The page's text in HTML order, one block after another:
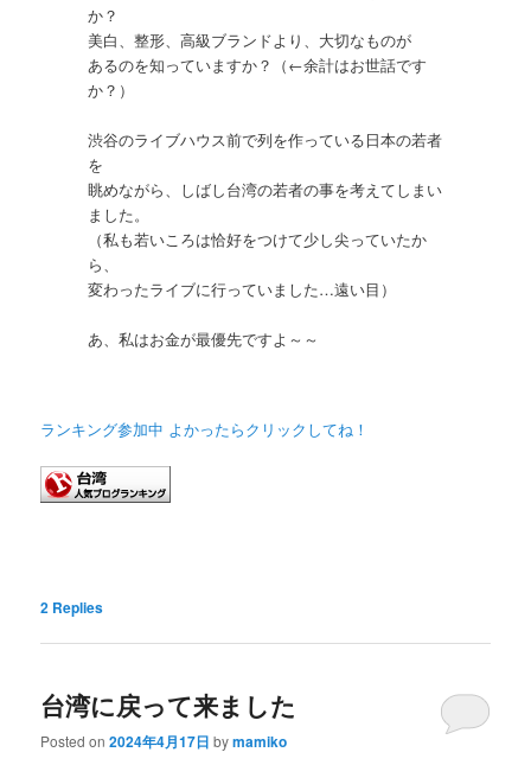
か？
美白、整形、高級ブランドより、大切なものが
あるのを知っていますか？（←余計はお世話です
か？）
渋谷のライブハウス前で列を作っている日本の若者
を
眺めながら、しばし台湾の若者の事を考えてしまい
ました。
（私も若いころは恰好をつけて少し尖っていたか
ら、
変わったライブに行っていました…遠い目）
あ、私はお金が最優先ですよ～～
ランキング参加中 よかったらクリックしてね！
2 Replies
台湾に戻って来ました
Posted on2024年4月17日 bymamiko